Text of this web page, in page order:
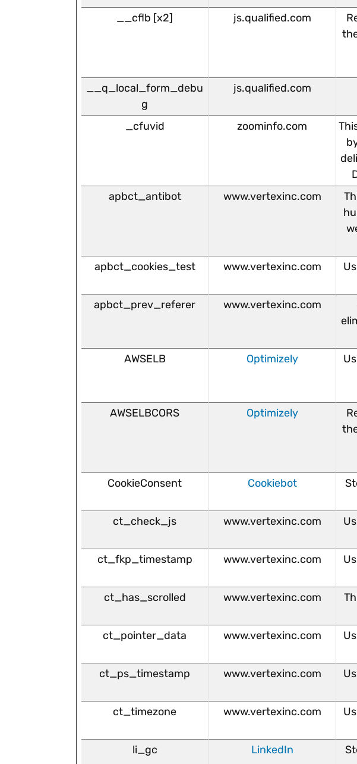
__cflb [x2] js.qualified.com
__q_local_form_debu
g
js.qualified.com
_cfuvid
zoominfo.com
apbct_antibot www.vertexinc.com
apbct_cookies_test www.vertexinc.com
apbct_prev_referer
www.vertexinc.com
AWSELB Optimizely
AWSELBCORS Optimizely
CookieConsent Cookiebot
ct_check_js
www.vertexinc.com
ct_fkp_timestamp
www.vertexinc.com
ct_has_scrolled
www.vertexinc.com
ct_pointer_data
www.vertexinc.com
ct_ps_timestamp
www.vertexinc.com
ct_timezone
www.vertexinc.com
li_gc
LinkedIn